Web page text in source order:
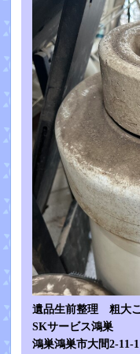
遺品生前整理 粗大
SKサービス鴻巣
鴻巣鴻巣市大間2-11-